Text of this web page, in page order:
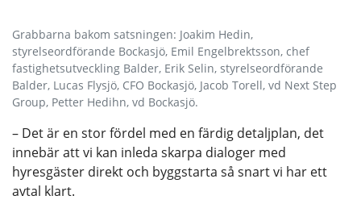
Grabbarna bakom satsningen: Joakim Hedin,
styrelseordförande Bockasjö, Emil Engelbrektsson, chef
fastighetsutveckling Balder, Erik Selin, styrelseordförande
Balder, Lucas Flysjö, CFO Bockasjö, Jacob Torell, vd Next Step
Group, Petter Hedihn, vd Bockasjö.
– Det är en stor fördel med en färdig detaljplan, det
innebär att vi kan inleda skarpa dialoger med
hyresgäster direkt och byggstarta så snart vi har ett
avtal klart.